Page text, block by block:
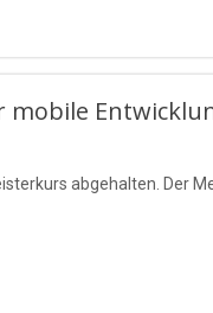
mobile
abgehalten. Der